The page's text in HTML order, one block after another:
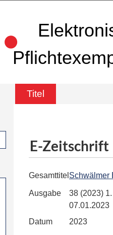
Titel
E-Zeitschrift
Gesamttitel Schwälmer
Ausgabe
38 (2023) 1.
07.01.2023
Datum
2023